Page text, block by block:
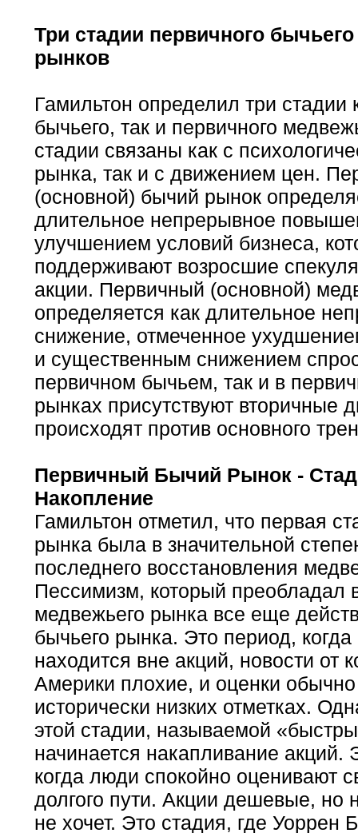
Три стадии первичного
рынков
Гамильтон определил три стадии
бычьего, так и первичного
стадии связаны как с
рынка, так и с движением цен.
(основной) бычий рынок
длительное непрерывное
улучшением условий бизнеса,
поддерживают возросшие
акции. Первичный (основной)
определяется как длительное
снижение, отмеченное
и существенным снижением
первичном бычьем, так и в
рынках присутствуют вторичные
происходят против основного
Первичный Бычий Рынок -
Накопление
Гамильтон отметил, что первая
рынка была в значительной
последнего восстановления
Пессимизм, который преобладал
медвежьего рынка все еще
бычьего рынка. Это период, когда
находится вне акций, новости от
Америки плохие, и оценки
исторически низких отметках.
этой стадии, называемой
начинается накапливание акций.
когда люди спокойно оценивают
долгого пути. Акции дешевые, но
не хочет. Это стадия, где Уоррен